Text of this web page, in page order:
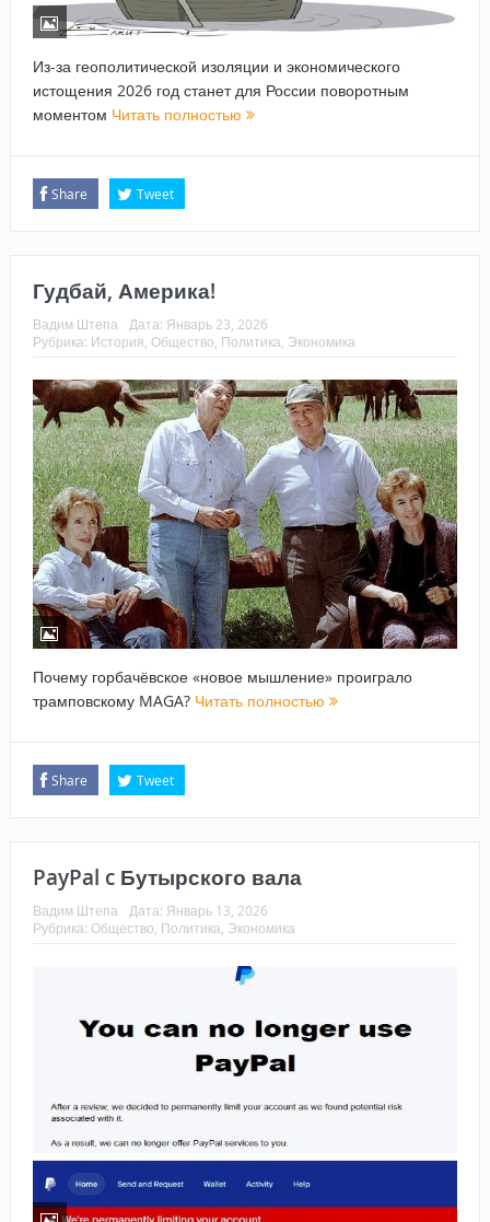
Из-за геополитической изоляции и экономического
истощения 2026 год станет для России поворотным
моментом Читать полностью
Share Tweet
Гудбай, Америка!
Вадим Штепа Дата: Январь 23, 2026
Рубрика: История Общество Политика Экономика
Почему горбачёвское «новое мышление» проиграло
трамповскому MAGA? Читать полностью
Share Tweet
PayPal c Бутырского вала
Вадим Штепа Дата: Январь 13, 2026
Рубрика: Общество Политика Экономика